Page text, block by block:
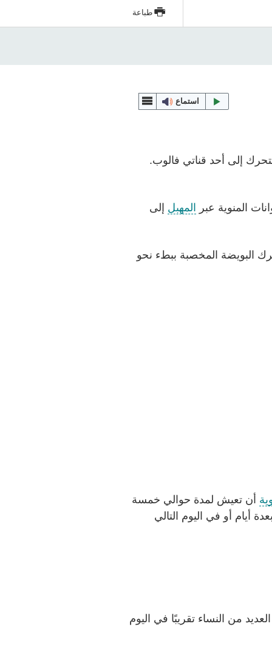
طباعة
استماع
إلى أحد قناتي فالوب.
المنوية عبر المهبل إلى
البويضة المخصبة ببطء نحو
أن تعيش لمدة حوالي خمسة
أيام أو في اليوم التالي
من النساء تقريبًا في اليوم